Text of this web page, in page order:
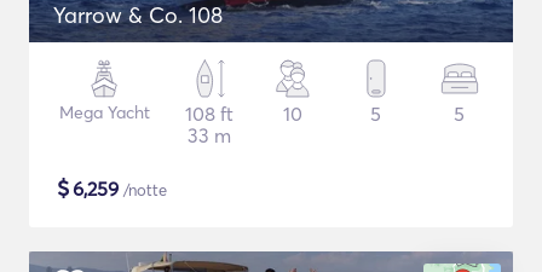
Yarrow & Co. 108
Mega Yacht
108 ft
33 m
10 5 5
$6,259 /notte